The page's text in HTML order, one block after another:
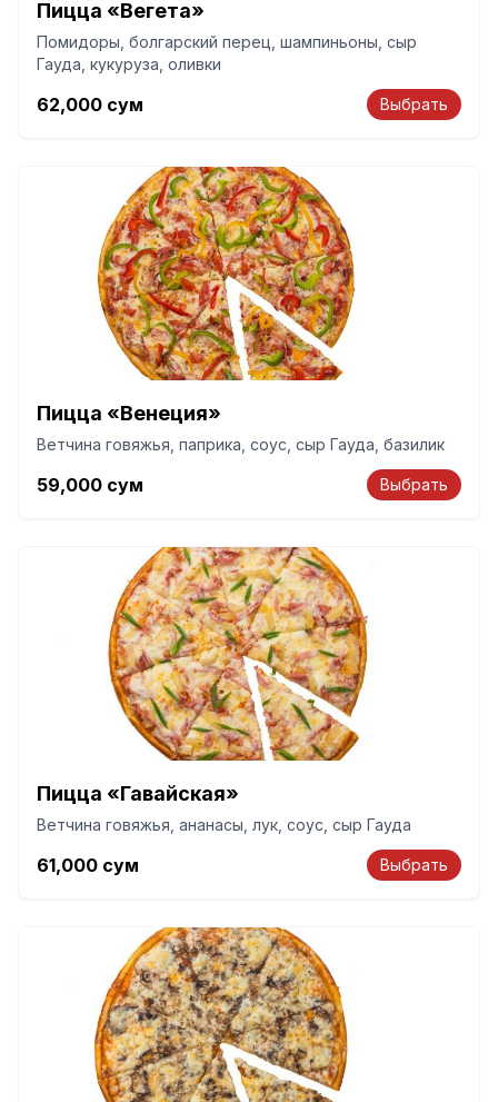
Пицца «Вегета»
Помидоры, болгарский перец, шампиньоны, сыр
Гауда, кукуруза, оливки
62,000 сум Выбрать
Пицца «Венеция»
Ветчина говяжья, паприка, соус, сыр Гауда, базилик
59,000 сум Выбрать
Пицца «Гавайская»
Ветчина говяжья, ананасы, лук, соус, сыр Гауда
61,000 сум Выбрать